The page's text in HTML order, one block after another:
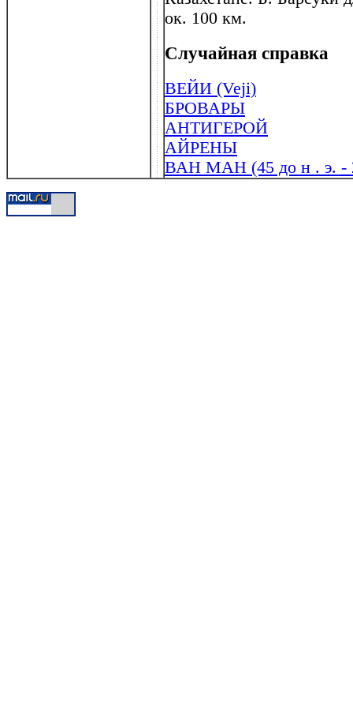
ок. 100 км.
Случайная справка
ВЕЙИ (Veji)
БРОВАРЫ
АНТИГЕРОЙ
АЙРЕНЫ
ВАН МАН (45 до н . э. -